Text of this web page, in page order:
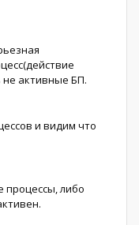
не активные БП.
и видим что
процессы, либо